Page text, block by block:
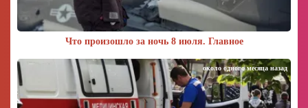
Что произошло за ночь 8 июля. Главное
около одного месяца назад